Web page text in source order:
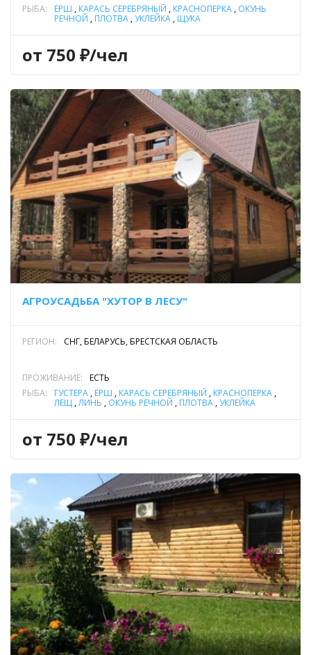
РЫБА:
ЁРШ , КАРАСЬ СЕРЕБРЯНЫЙ , КРАСНОПЕРКА , ОКУНЬ
РЕЧНОЙ , ПЛОТВА ,УКЛЕЙКА , ЩУКА
от 750 ₽/чел
АГРОУСАДЬБА "ХУТОР В ЛЕСУ"
РЕГИОН: СНГ, БЕЛАРУСЬ, БРЕСТСКАЯ ОБЛАСТЬ
ПРОЖИВАНИЕ:
ЕСТЬ
РЫБА:
ГУСТЕРА , ЁРШ , КАРАСЬ СЕРЕБРЯНЫЙ , КРАСНОПЕРКА ,
ЛЕЩ ,ЛИНЬ , ОКУНЬ РЕЧНОЙ , ПЛОТВА ,УКЛЕЙКА
от 750 ₽/чел